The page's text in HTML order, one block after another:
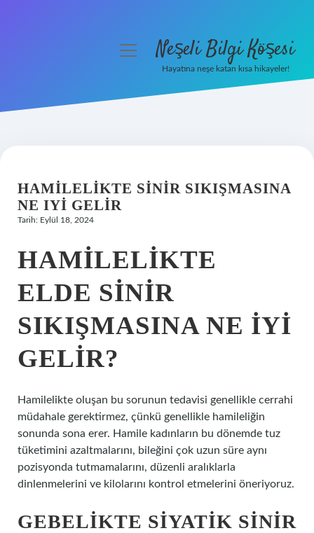
Hakkımızda
menüyüNeşeli Bilgi Köşesi
Hayatına neşe katan kısa hikayeler!
HAMILELIKTE SINIR SIKIŞMASINA
NE IYI GELIR
Tarih: Eylül 18, 2024
HAMILELIKTE
ELDE SINIR
SIKIŞMASINA NE IYI
GELIR?
Hamilelikte oluşan bu sorunun tedavisi genellikle cerrahi
müdahale gerektirmez, çünkü genellikle hamileliğin
sonunda sona erer. Hamile kadınların bu dönemde tuz
tüketimini azaltmalarını, bileğini çok uzun süre aynı
pozisyonda tutmamalarını, düzenli aralıklarla
dinlenmelerini ve kilolarını kontrol etmelerini öneriyoruz.
GEBELIKTE SIYATIK SINIR